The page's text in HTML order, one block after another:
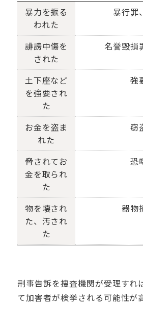
暴力を振る
われた
暴行罪
誹謗中傷を
された
名誉毀損
土下座など
を強要され
た
強
お金を盗ま
れた
窃
脅されてお
金を取られ
た
恐
物を壊され
た、汚され
た
器物
刑事告訴を捜査機関が受理すれ
て加害者が検挙される可能性が